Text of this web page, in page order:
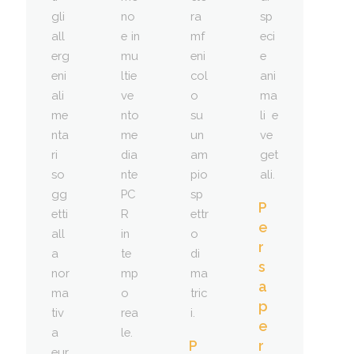
gli
all
erg
eni
ali
me
nta
ri
so
gg
etti
all
a
nor
ma
tiv
a
no
e in
mu
ltie
ve
nto
me
dia
nte
PC
R
in
te
mp
o
rea
le.
ra
mf
eni
col
o
su
un
am
pio
sp
ettr
o
di
ma
tric
i.
P
sp
eci
e
ani
ma
li e
ve
get
ali.
P
e
r
s
a
p
e
r